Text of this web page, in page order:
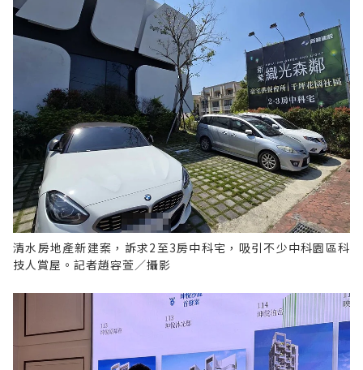
清水房地產新建案，訴求2至3房中科宅，吸引不少中科園區科
技人賞屋。記者趙容萱／攝影